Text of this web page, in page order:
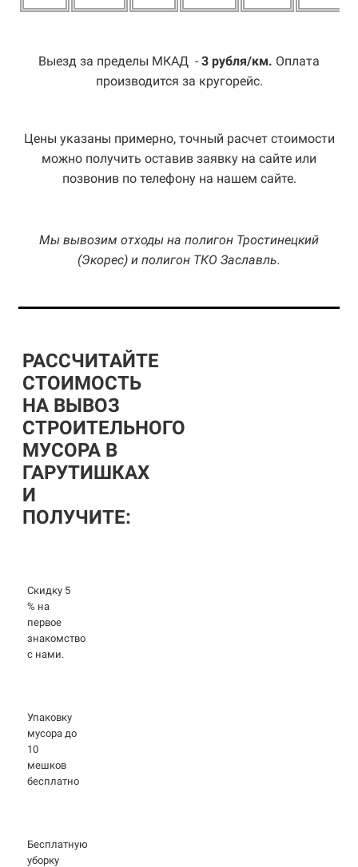
Выезд за пределы МКАД - 3 рубля/км. Оплата
производится за кругорейс.
Цены указаны примерно, точный расчет стоимости
можно получить оставив заявку на сайте или
позвонив по телефону на нашем сайте.
Мы вывозим отходы на полигон Тростинецкий
(Экорес) и полигон ТКО Заславль.
РАССЧИТАЙТЕ
СТОИМОСТЬ
НА ВЫВОЗ
СТРОИТЕЛЬНОГО
МУСОРА В
ГАРУТИШКАХ
И
ПОЛУЧИТЕ:
Скидку 5
% на
первое
знакомство
с нами.
Упаковку
мусора до
10
мешков
бесплатно
Бесплатную
уборку